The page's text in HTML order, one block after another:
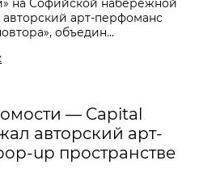
на Софийской набережной
авторский арт-перфоманс
объедин...
— Capital
авторский арт-
up пространстве